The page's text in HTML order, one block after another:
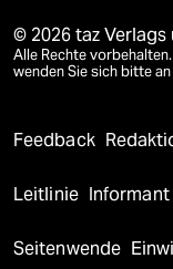
© 2026 taz Verlags
Alle Rechte
wenden Sie sich bitte an
Feedback
Leitlinie Informant
Seitenwende